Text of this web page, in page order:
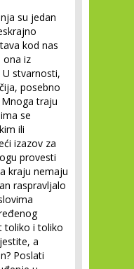
su jedan
kod nas
ona iz
stvarnosti,
posebno
traju
se
ili
izazov za
provesti
kraju nemaju
raspravljalo
toliko i toliko
a
Poslati